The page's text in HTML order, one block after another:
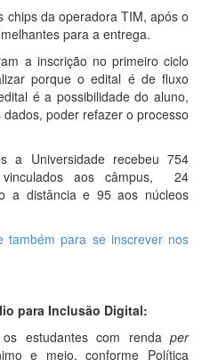
chips da operadora TIM, após o
para a entrega.
a inscrição no primeiro ciclo
porque o edital é de fluxo
é a possibilidade do aluno,
poder refazer o processo
a Universidade recebeu 754
aos câmpus, 24
a distância e 95 aos núcleos
também para se inscrever nos
para Inclusão Digital:
estudantes com renda per
e meio, conforme Política